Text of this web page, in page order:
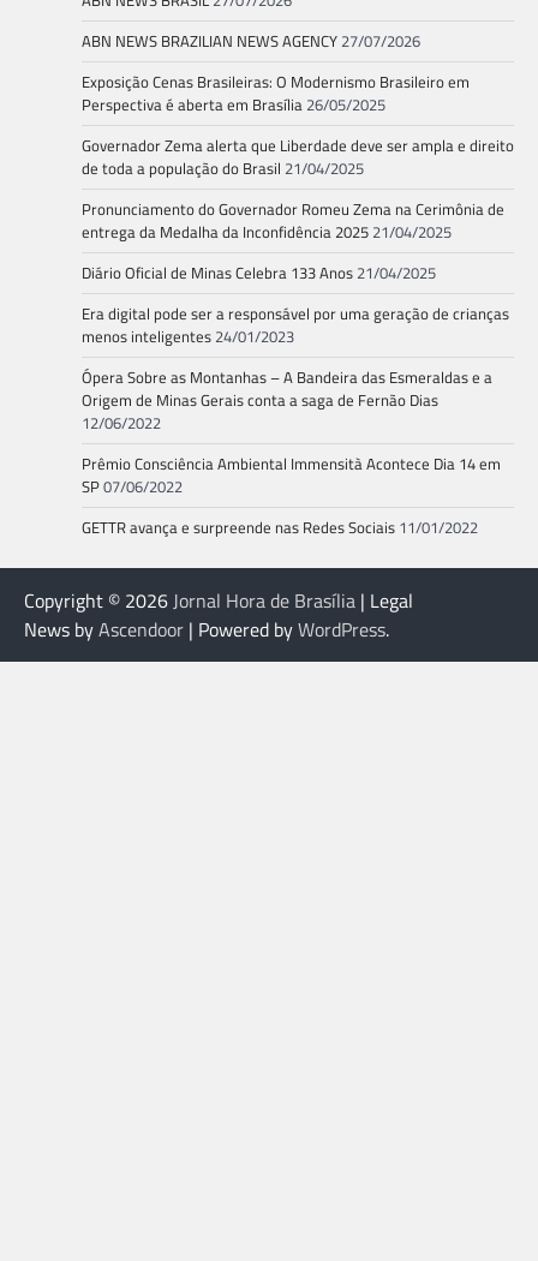
ABN NEWS BRAZILIAN NEWS AGENCY 27/07/2026
Exposição Cenas Brasileiras: O Modernismo Brasileiro em
Perspectiva é aberta em Brasília 26/05/2025
Governador Zema alerta que Liberdade deve ser ampla e direito
de toda a população do Brasil 21/04/2025
Pronunciamento do Governador Romeu Zema na Cerimônia de
entrega da Medalha da Inconfidência 2025 21/04/2025
Diário Oficial de Minas Celebra 133 Anos 21/04/2025
Era digital pode ser a responsável por uma geração de crianças
menos inteligentes 24/01/2023
Ópera Sobre as Montanhas – A Bandeira das Esmeraldas e a
Origem de Minas Gerais conta a saga de Fernão Dias
12/06/2022
Prêmio Consciência Ambiental Immensità Acontece Dia 14 em
SP07/06/2022
GETTR avança e surpreende nas Redes Sociais 11/01/2022
Copyright © 2026Jornal Hora de Brasília | Legal
News byAscendoor | Powered byWordPress.